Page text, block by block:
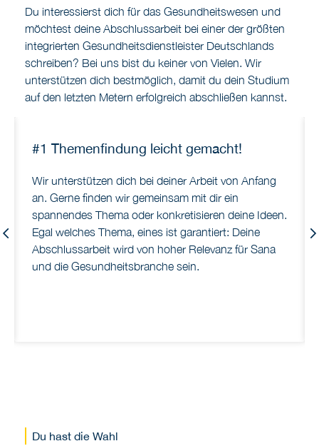
Du interessierst dich für das Gesundheitswesen und
möchtest deine Abschlussarbeit bei einer der größten
integrierten Gesundheitsdienstleister Deutschlands
schreiben? Bei uns bist du keiner von Vielen. Wir
unterstützen dich bestmöglich, damit du dein Studium
auf den letzten Metern erfolgreich abschließen kannst.
Previous
#1 Themenfindung leicht gemacht!
Wir unterstützen dich bei deiner Arbeit von Anfang
an. Gerne finden wir gemeinsam mit dir ein
spannendes Thema oder konkretisieren deine Ideen.
Egal welches Thema, eines ist garantiert: Deine
Abschlussarbeit wird von hoher Relevanz für Sana
und die Gesundheitsbranche sein.
Du hast die Wahl